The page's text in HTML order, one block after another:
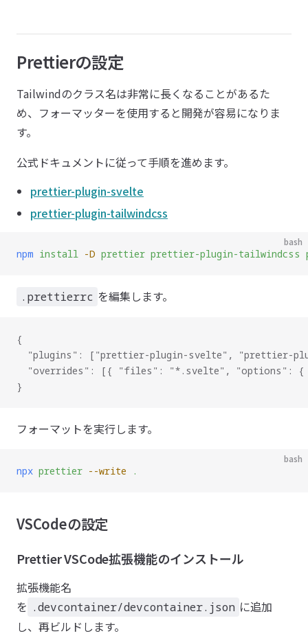
Prettierの設定
Tailwindのクラス名は非常に長くなることがあるた
め、フォーマッターを使用すると開発が容易になりま
す。
公式ドキュメントに従って手順を進めます。
prettier-plugin-svelte
prettier-plugin-tailwindcss
bash
npm install -D prettier prettier-plugin-tailwindcss
.prettierrc を編集します。
{
"plugins": ["prettier-plugin-svelte", "prettier-
"overrides": [{ "files": "*.svelte", "options":
}
フォーマットを実行します。
bash
npx prettier --write .
VSCodeの設定
Prettier VSCode拡張機能のインストール
拡張機能名
を .devcontainer/devcontainer.json に追加
し、再ビルドします。